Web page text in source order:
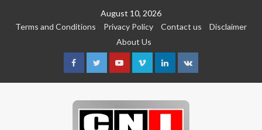
August 10, 2026
Terms and Conditions
Privacy Policy Contact us
Disclaimer
About Us
FacebookTwitterYoutubeVimeoLinkedin
VK